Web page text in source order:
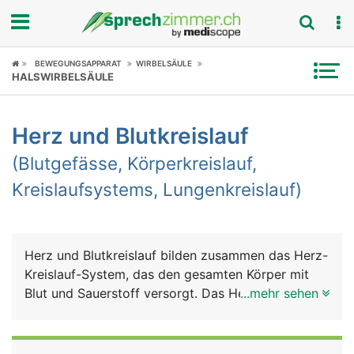
Fokus
Symptome
Untersuchungen
Ratgeber
Rubriken
BEWEGUNGSAPPARAT WIRBELSÄULE
HALSWIRBELSÄULE
Herz und Blutkreislauf
(Blutgefässe, Körperkreislauf,
Kreislaufsystems, Lungenkreislauf)
Herz und Blutkreislauf bilden zusammen das Herz-
Kreislauf-System, das den gesamten Körper mit
Blut und Sauerstoff versorgt. Das Herz ist dabei
...mehr sehen